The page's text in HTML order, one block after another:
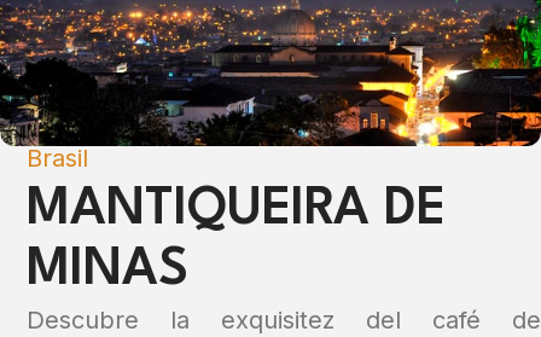
Brasil
MANTIQUEIRA DE
MINAS
Descubre la exquisitez del café de